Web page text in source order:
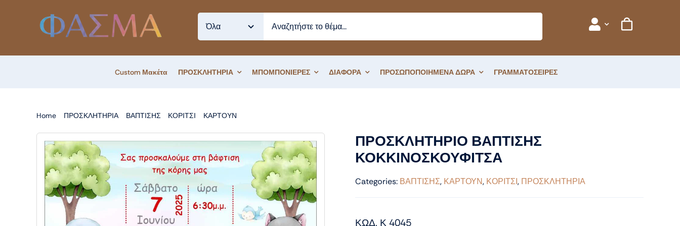
Custom Μακέτα ΠΡΟΣΚΛΗΤΗΡΙΑ ΜΠΟΜΠΟΝΙΕΡΕΣ ΔΙΑΦΟΡΑ ΠΡΟΣΩΠΟΠΟΙΗΜΕΝΑ ΔΩΡΑ ΓΡΑΜΜΑΤΟΣΕΙΡΕΣ
Home ΠΡΟΣΚΛΗΤΗΡΙΑ ΒΑΠΤΙΣΗΣ ΚΟΡΙΤΣΙ ΚΑΡΤΟΥΝ
ΠΡΟΣΚΛΗΤΗΡΙΟ ΒΑΠΤΙΣΗΣ
ΚΟΚΚΙΝΟΣΚΟΥΦΙΤΣΑ
Categories: ΒΑΠΤΙΣΗΣ, ΚΑΡΤΟΥΝ, ΚΟΡΙΤΣΙ, ΠΡΟΣΚΛΗΤΗΡΙΑ
ΚΩΔ. Κ 4045